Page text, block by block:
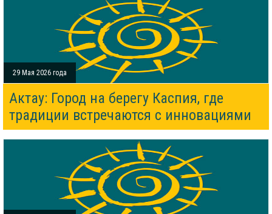
29 Мая 2026 года
Актау: Город на берегу Каспия, где
традиции встречаются с инновациями